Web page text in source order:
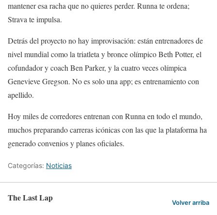
mantener esa racha que no quieres perder. Runna te ordena;
Strava te impulsa.
Detrás del proyecto no hay improvisación: están entrenadores de
nivel mundial como la triatleta y bronce olímpico Beth Potter, el
cofundador y coach Ben Parker, y la cuatro veces olímpica
Genevieve Gregson. No es solo una app; es entrenamiento con
apellido.
Hoy miles de corredores entrenan con Runna en todo el mundo,
muchos preparando carreras icónicas con las que la plataforma ha
generado convenios y planes oficiales.
Categorías: Noticias
The Last Lap Volver arriba